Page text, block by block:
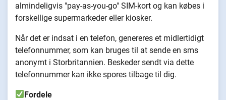
almindeligvis "pay-as-you-go" SIM-kort og kan købes i
forskellige supermarkeder eller kiosker.
Når det er indsat i en telefon, genereres et midlertidigt
telefonnummer, som kan bruges til at sende en sms
anonymt i Storbritannien. Beskeder sendt via dette
telefonnummer kan ikke spores tilbage til dig.
Fordele